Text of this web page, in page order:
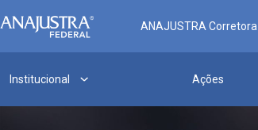
ANAJUSTRA Corretora
Institucional Ações